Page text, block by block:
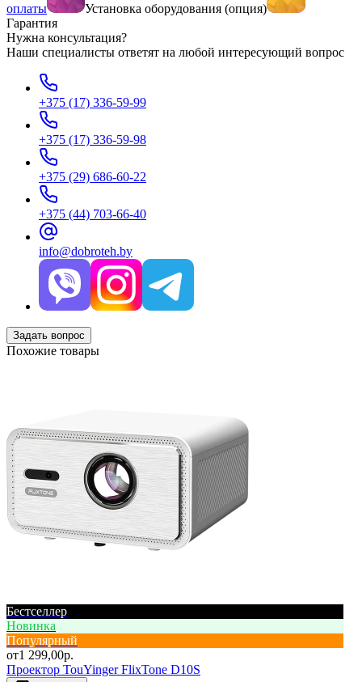
оплаты
Установка оборудования (опция)
Гарантия
Нужна консультация?
Наши специалисты ответят на любой интересующий вопрос
+375 (17) 336-59-99
+375 (17) 336-59-98
+375 (29) 686-60-22
+375 (44) 703-66-40
info@dobroteh.by
Задать вопрос
Похожие товары
Бестселлер
Новинка
Популярный
от1 299,00р.
Проектор TouYinger FlixTone D10S